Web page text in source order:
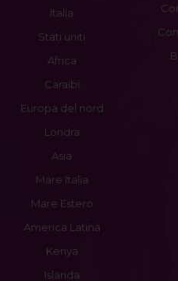
Italia
Stati uniti
Africa
Caraibi
Europa del nord
Londra
Asia
Mare Italia
Mare Estero
America Latina
Kenya
Islanda